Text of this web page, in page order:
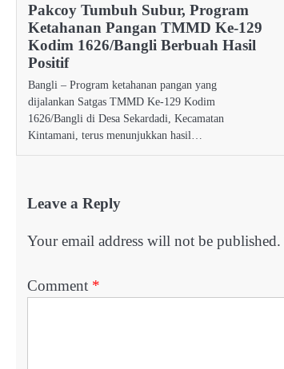
Pakcoy Tumbuh Subur, Program
Ketahanan Pangan TMMD Ke-129
Kodim 1626/Bangli Berbuah Hasil
Positif
Bangli – Program ketahanan pangan yang
dijalankan Satgas TMMD Ke-129 Kodim
1626/Bangli di Desa Sekardadi, Kecamatan
Kintamani, terus menunjukkan hasil…
Leave a Reply
Your email address will not be published.
Comment *